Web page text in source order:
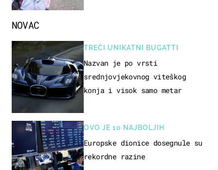
NOVAC
TREĆI UNIKATNI BUGATTI
Nazvan je po vrsti
srednjovjekovnog viteškog
konja i visok samo metar
OVO JE 10 NAJBOLJIH
Europske dionice dosegnule su
rekordne razine